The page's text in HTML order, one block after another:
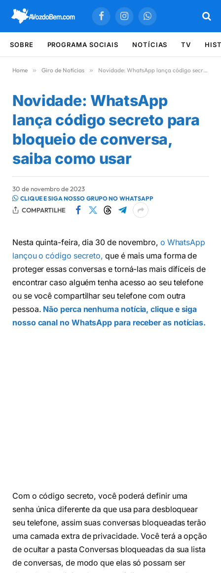
FacebookInstagramWhatsApp
SOBRE PROGRAMA SOCIAIS NOTÍCIAS TV
Home » Giro de Notícias » Novidade: WhatsApp lança código secreto para bloqueio de conversa, saiba como usar
Novidade: WhatsApp
lança código secreto para
bloqueio de conversa,
saiba como usar
30 de novembro de 2023
CLIQUE E SIGA NOSSO GRUPO NO WHATSAPP
COMPARTILHE
Nesta quinta-feira, dia 30 de novembro, o WhatsApp
lançou o código secreto,que é mais uma forma de
proteger essas conversas e torná-las mais difíceis de
encontrar caso alguém tenha acesso ao seu telefone
ou se você compartilhar seu telefone com outra
pessoa. Não perca nenhuma notícia, clique e siga
nosso canal no WhatsApp para receber as notícias.
Com o código secreto, você poderá definir uma
senha única diferente da que usa para desbloquear
seu telefone, assim suas conversas bloqueadas terão
uma camada extra de privacidade. Você terá a opção
de ocultar a pasta Conversas bloqueadas da sua lista
de conversas, de modo que elas só possam ser